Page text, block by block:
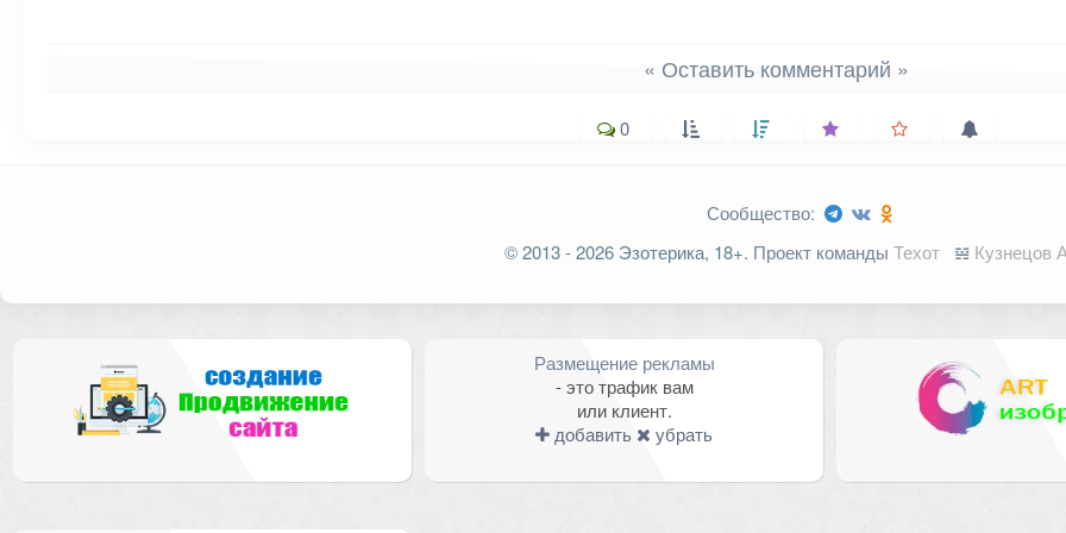
« Оставить комментарий »
0
Сообщество:
© 2013 - 2026 Эзотерика, 18+. Проект команды Техот 𝌴 Кузнецов
Размещение рекламы
- это трафик вам
или клиент.
добавить
убрать